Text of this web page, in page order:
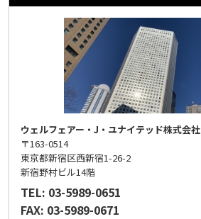
ウェルフェアー・J・ユナイテッド株式会社
〒163-0514
東京都新宿区西新宿1-26-2
新宿野村ビル14階
TEL: 03-5989-0651
FAX: 03-5989-0671